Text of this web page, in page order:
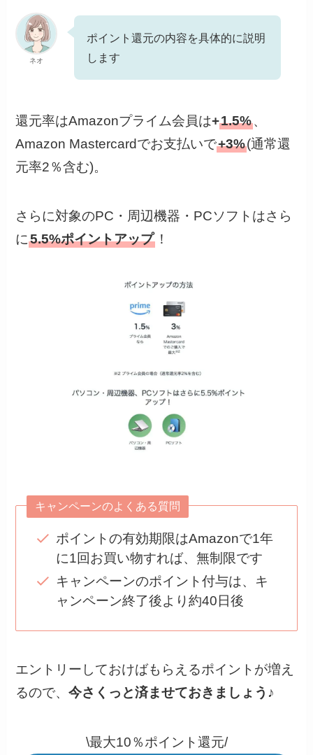
ネオ
ポイント還元の内容を具体的に説明
します
還元率はAmazonプライム会員は+1.5%、
Amazon Mastercardでお支払いで+3%(通常還
元率2％含む)。
さらに対象のPC・周辺機器・PCソフトはさら
に5.5%ポイントアップ ！
キャンペーンのよくある質問
ポイントの有効期限はAmazonで1年
に1回お買い物すれば、無制限です
キャンペーンのポイント付与は、キ
ャンペーン終了後より約40日後
エントリーしておけばもらえるポイントが増え
るので、今さくっと済ませておきましょう ♪
\最大10％ポイント還元/